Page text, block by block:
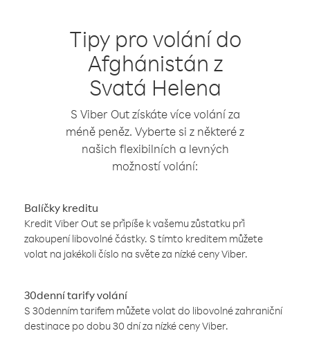
Tipy pro volání do
Afghánistán z
Svatá Helena
S Viber Out získáte více volání za
méně peněz. Vyberte si z některé z
našich flexibilních a levných
možností volání:
Balíčky kreditu
Kredit Viber Out se připíše k vašemu zůstatku při
zakoupení libovolné částky. S tímto kreditem můžete
volat na jakékoli číslo na světe za nízké ceny Viber.
30denní tarify volání
S 30denním tarifem můžete volat do libovolné zahraniční
destinace po dobu 30 dní za nízké ceny Viber.